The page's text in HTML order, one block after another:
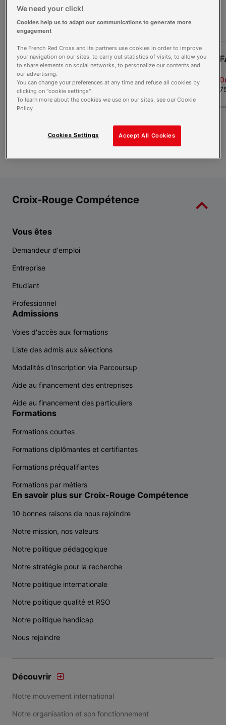
Formations courtes : monter en
compétences
E-PSC > Premiers secours citoyen
(brevet de secourisme)
Durée
8 heures
Item 1 of 4
Je découvre les formations
Croix-Rouge Compétence
Vous êtes
Demandeur d'emploi
Entreprise
Etudiant
Professionnel
Admissions
Voies d'accès aux formations
Liste des admis aux sélections
Modalités d'inscription via Parcoursup
Aide au financement des entreprises
Aide au financement des particuliers
Formations
Formations courtes
Formations diplômantes et certifiantes
Formations préqualifiantes
Formations par métiers
En savoir plus sur Croix-Rouge Compétence
10 bonnes raisons de nous rejoindre
Notre mission, nos valeurs
Notre politique pédagogique
Notre stratégie pour la recherche
Notre politique internationale
Notre politique qualité et RSO
Notre politique handicap
Nous rejoindre
Découvrir
Notre mouvement international
Notre organisation et son fonctionnement
We need your click!
Cookies help us to adapt our communications to generate more
engagement
The French Red Cross and its partners use cookies in order to improve
your navigation on our sites, to carry out statistics of visits, to allow you
to share elements on social networks, to personalize our contents and
our advertising.
You can change your preferences at any time and refuse all cookies by
clicking on "cookie settings".
To learn more about the cookies we use on our sites, see our Cookie
Policy
Accept All Cookies
Cookies Settings